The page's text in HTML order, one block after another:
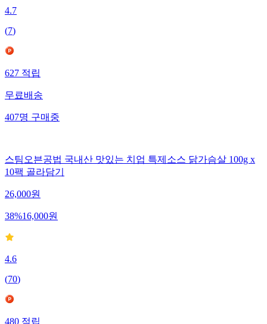
4.7
(7)
627적립
무료배송
407명구매중
스팀오븐공법 국내산 맛있는 치업 특제소스 닭가슴살 100g x
10팩 골라담기
26,000원
38%16,000원
4.6
(70)